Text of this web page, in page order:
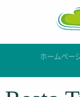
ホームペー